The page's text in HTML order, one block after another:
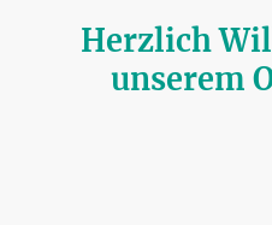
Herzlich
unserem